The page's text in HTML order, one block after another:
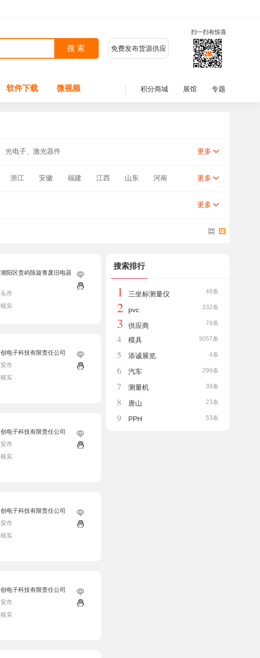
免费发布货源供应
扫一扫有惊喜
软件下载 微视频 积分商城 展馆 专题
光电子、激光器件 更多
浙江 安徽 福建 江西 山东 河南 更多
更多
阳区贵屿陈旋青废旧电器
市
实
电子科技有限责任公司
市
实
电子科技有限责任公司
市
实
电子科技有限责任公司
市
实
电子科技有限责任公司
市
实
搜索排行
48条
1 三坐标测量仪
332条
2 pvc
78条
3 供应商
3057条
4 模具
4条
5 添诚展览
299条
6 汽车
39条
7 测量机
23条
8 唐山
53条
9 PPH